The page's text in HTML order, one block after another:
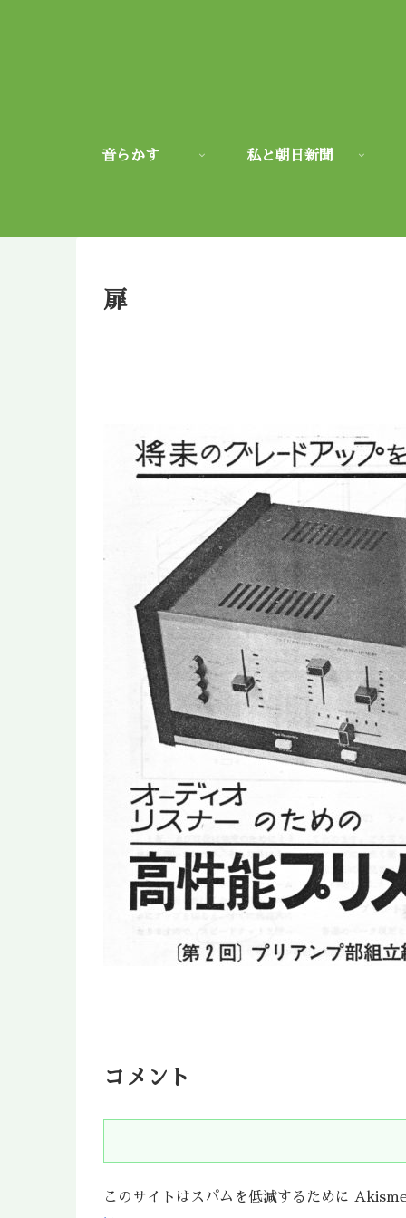
音らかす 私と朝日新聞
扉
コメント
このサイトはスパムを低減するために